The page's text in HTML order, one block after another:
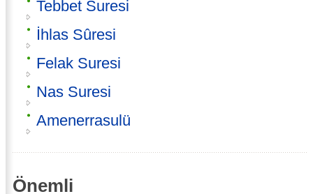
Tebbet Suresi
İhlas Sûresi
Felak Suresi
Nas Suresi
Amenerrasulü
Önemli